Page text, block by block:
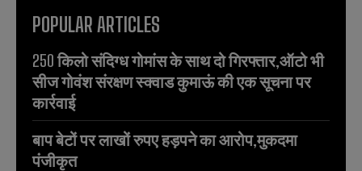
POPULAR ARTICLES
250 किलो संदिग्ध गोमांस के साथ दो गिरफ्तार,ऑटो भी
सीज गोवंश संरक्षण स्क्वाड कुमाऊं की एक सूचना पर
कार्रवाई
बाप बेटों पर लाखों रुपए हड़पने का आरोप,मुकदमा
पंजीकृत